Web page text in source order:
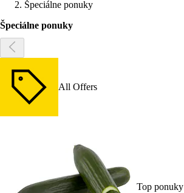
Špeciálne ponuky
Špeciálne ponuky
All Offers
Top ponuky